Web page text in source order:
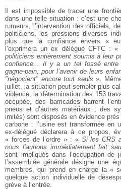
Il est impossible de tracer une
dans une telle situation : c’est une
rumeurs, l’intervention des officiels,
politiciens, les pressions diverses
plus que la confiance envers «
l’exprimera un ex délégué CFTC :
politiciens entièrement soumis à leur
confiance... Il y a un tel fossé entre
gagne-pain, pour l’avenir de leurs
"négocient" encore tout seuls ».
juillet, la situation peut sembler plus
violence, la détermination des 153
occupée, des barricades barrent
pneus et d’autres matériaux ; des
imités) sont disposés en évidence
carbone : l’usine est transformée en
ex-délégué déclarera à ce propos,
« forces de l’ordre » : « Si les CRS
nous l’aurions immédiatement fait
sont impliqués dans l’occupation de
l’assemblée générale désigne une
membres, qui prend en charge la «
quelque action individuelle de
grève à l’entrée.